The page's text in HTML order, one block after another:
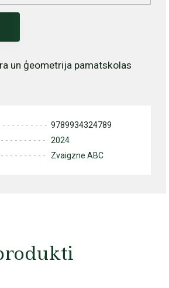
un ģeometrija pamatskolas
9789934324789
2024
Zvaigzne ABC